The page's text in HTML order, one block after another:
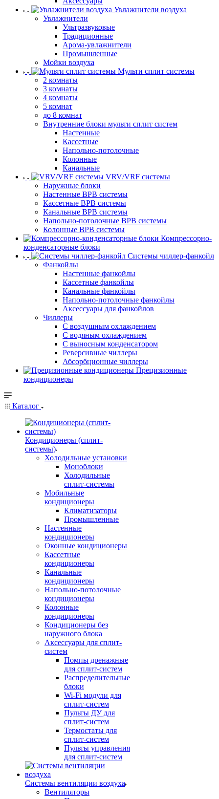
Увлажнители воздуха
Увлажнители
Ультразвуковые
Традиционные
Арома-увлажнители
Промышленные
Мойки воздуха
Мульти сплит системы
2 комнаты
3 комнаты
4 комнаты
5 комнат
до 8 комнат
Внутренние блоки мульти сплит систем
Настенные
Кассетные
Напольно-потолочные
Колонные
Канальные
VRV/VRF системы
Наружные блоки
Настенные ВРВ системы
Кассетные ВРВ системы
Канальные ВРВ системы
Напольно-потолочные ВРВ системы
Колонные ВРВ системы
Компрессорно-
конденсаторные блоки
Системы чиллер-фанкойл
Фанкойлы
Настенные фанкойлы
Кассетные фанкойлы
Канальные фанкойлы
Напольно-потолочные фанкойлы
Аксессуары для фанкойлов
Чиллеры
С воздушным охлаждением
С водяным охлаждением
С выносным конденсатором
Реверсивные чиллеры
Абсорбционные чиллеры
Прецизионные
кондиционеры
Каталог
Кондиционеры (сплит-
системы)
Холодильные установки
Моноблоки
Холодильные
сплит-системы
Мобильные
кондиционеры
Климатизаторы
Промышленные
Настенные
кондиционеры
Оконные кондиционеры
Кассетные
кондиционеры
Канальные
кондиционеры
Напольно-потолочные
кондиционеры
Колонные
кондиционеры
Кондиционеры без
наружного блока
Аксессуары для сплит-
систем
Помпы дренажные
для сплит-систем
Распределительные
блоки
Wi-Fi модули для
сплит-систем
Пульты ДУ для
сплит-систем
Термостаты для
сплит-систем
Пульты управления
для сплит-систем
Системы вентиляции воздуха
Вентиляторы